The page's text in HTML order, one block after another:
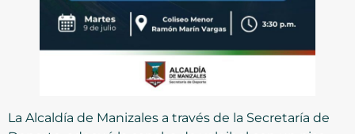
La Alcaldía de Manizales a través de la Secretaría de